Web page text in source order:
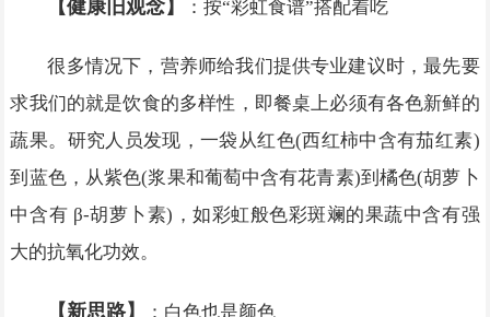
【健康旧观念】 ：按“彩虹食谱”搭配着吃
很多情况下，营养师给我们提供专业建议时，最先要
求我们的就是饮食的多样性，即餐桌上必须有各色新鲜的
蔬果。研究人员发现，一袋从红色(西红柿中含有茄红素)
到蓝色，从紫色(浆果和葡萄中含有花青素)到橘色(胡萝卜
中含有 β-胡萝卜素)，如彩虹般色彩斑斓的果蔬中含有强
大的抗氧化功效。
【新思路】 ：白色也是颜色